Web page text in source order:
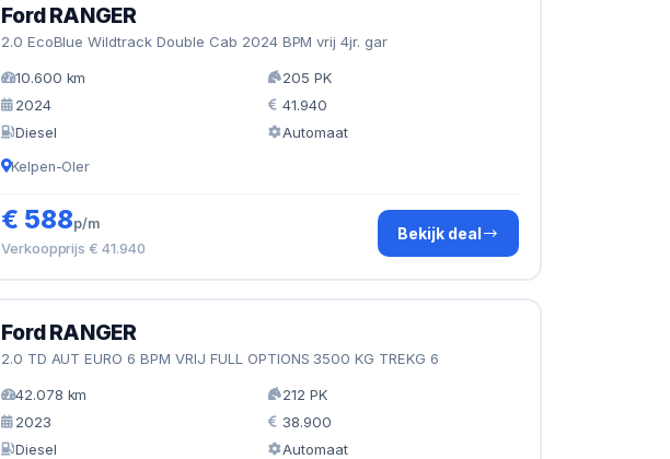
Ford RANGER
2.0 EcoBlue Wildtrack Double Cab 2024 BPM vrij 4jr. gar
10.600 km
205 PK
2024
41.940
Diesel
Automaat
Kelpen-Oler
€ 588p/m
Verkoopprijs € 41.940
Bekijk deal
Ford RANGER
2.0 TD AUT EURO 6 BPM VRIJ FULL OPTIONS 3500 KG TREKG 6
42.078 km
212 PK
2023
38.900
Diesel
Automaat